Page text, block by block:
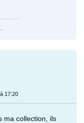
17:20
ma collection, ils